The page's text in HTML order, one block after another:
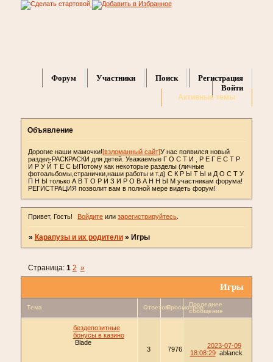
Форум Участники Поиск
Регистрация
Войти
Активные темы
Объявление
Дорогие наши мамочки![взломанный сайт]У нас появился новый
раздел-РАСКРАСКИ для детей. Уважаемые Г О С Т И , Р Е Г Е С Т Р
И Р У Й Т Е С Ь!Потому как некоторые разделы (личные
фотоальбомы,странички,наши работы и т.д) С К Р Ы Т Ы и Д О С Т У
П Н Ы только А В Т О Р И З И Р О В А Н Н Ы М участникам форума!
РЕГИСТРАЦИЯ позволит вам в полной мере видеть форум!
Привет, Гость! Войдите илизарегистрируйтесь
» Карапузы и их родители » Игры
Игры
Страница: 1 2 »
Тема ОтветовПросмотровПоследнее
сообщение
бездепозитные
бонусы в казино
Blade
3
7976
2023-07-09
18:08:29 ablanck